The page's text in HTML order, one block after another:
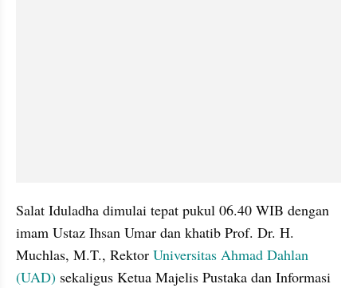
Salat Iduladha dimulai tepat pukul 06.40 WIB dengan
imam Ustaz Ihsan Umar dan khatib Prof. Dr. H.
Muchlas, M.T., Rektor Universitas Ahmad Dahlan
(UAD) sekaligus Ketua Majelis Pustaka dan Informasi